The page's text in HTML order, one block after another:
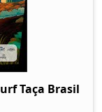
Taça Brasil